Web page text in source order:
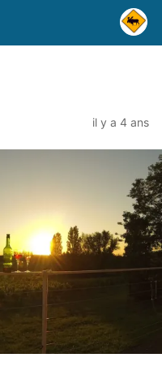
il y a 4 ans